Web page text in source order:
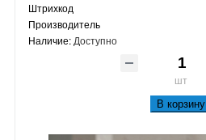
Штрихкод
Производитель
Наличие: Доступно
шт
В корзину